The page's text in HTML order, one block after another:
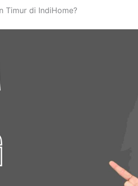
Timur di IndiHome?